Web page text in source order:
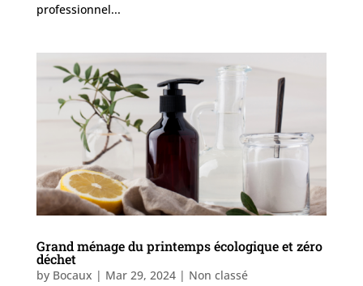
professionnel...
Grand ménage du printemps écologique et zéro
déchet
by Bocaux | Mar 29, 2024| Non classé